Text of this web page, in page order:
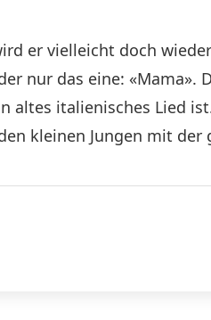
er vielleicht doch
nur das eine: «Mama».
altes italienisches Lied
kleinen Jungen mit der